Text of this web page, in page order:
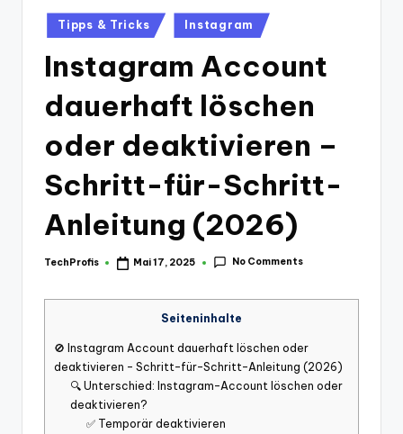
Posted
in
Tipps & Tricks Instagram
Instagram Account
dauerhaft löschen
oder deaktivieren –
Schritt-für-Schritt-
Anleitung (2026)
Posted
TechProfis Mai 17, 2025 No Comments
Seiteninhalte
🚫 Instagram Account dauerhaft löschen oder
deaktivieren – Schritt-für-Schritt-Anleitung (2026)
🔍 Unterschied: Instagram-Account löschen oder
deaktivieren?
✅ Temporär deaktivieren